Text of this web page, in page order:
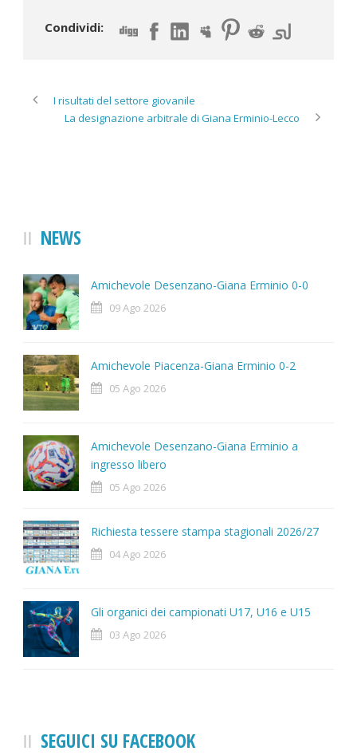
Condividi:
I risultati del settore giovanile
La designazione arbitrale di Giana Erminio-Lecco
NEWS
Amichevole Desenzano-Giana Erminio 0-0
09 Ago 2026
Amichevole Piacenza-Giana Erminio 0-2
05 Ago 2026
Amichevole Desenzano-Giana Erminio a
ingresso libero
05 Ago 2026
Richiesta tessere stampa stagionali 2026/27
04 Ago 2026
Gli organici dei campionati U17, U16 e U15
03 Ago 2026
SEGUICI SU FACEBOOK